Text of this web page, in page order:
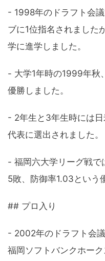
- 1998年のドラフト会
ブに1位指名されました
学に進学しました。
- 大学1年時の1999年秋
優勝しました。
- 2年生と3年生時には
代表に選出されました。
- 福岡六大学リーグ戦
5敗、防御率1.03という
## プロ入り
- 2002年のドラフト会
福岡ソフトバンクホー